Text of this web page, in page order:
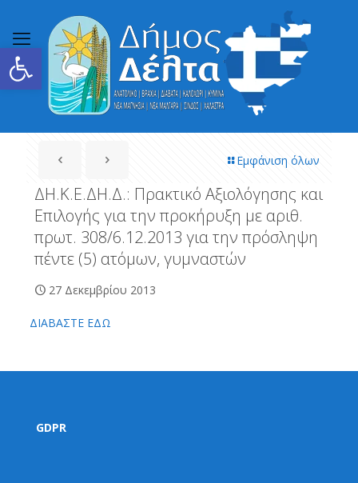
Ανοίξτε τη γραμμή εργαλείων
Εμφάνιση όλων
ΔΗ.Κ.Ε.ΔΗ.Δ.: Πρακτικό Αξιολόγησης και
Επιλογής για την προκήρυξη με αριθ.
πρωτ. 308/6.12.2013 για την πρόσληψη
πέντε (5) ατόμων, γυμναστών
27 Δεκεμβρίου 2013
ΔΙΑΒΑΣΤΕ ΕΔΩ
GDPR